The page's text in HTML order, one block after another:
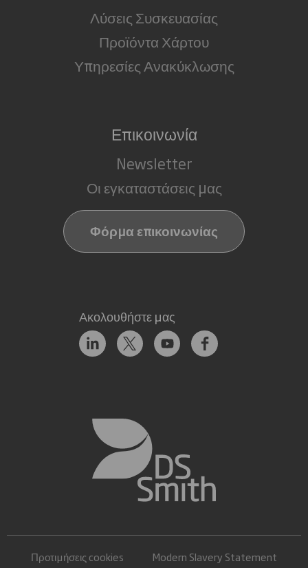
Λύσεις Συσκευασίας
Προϊόντα Χάρτου
Υπηρεσίες Ανακύκλωσης
Επικοινωνία
Newsletter
Οι εγκαταστάσεις μας
Φόρμα επικοινωνίας
Ακολουθήστε μας
Προτιμήσεις cookies Modern Slavery Statement